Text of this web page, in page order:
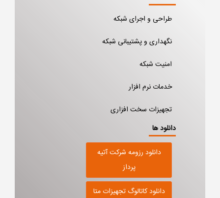
طراحی و اجرای شبکه
نگهداری و پشتیبانی شبکه
امنیت شبکه
خدمات نرم افزار
تجهیزات سخت افزاری
دانلود ها
دانلود رزومه شرکت آتیه
پرداز
دانلود کاتالوگ تجهیزات متا